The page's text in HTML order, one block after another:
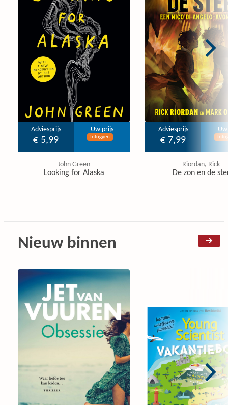
Adviesprijs
€ 5,99
Uw prijs
Inloggen
John Green
Looking for Alaska
Adviesprijs
€ 7,99
Riordan, Rick
De zon en de
Nieuw binnen